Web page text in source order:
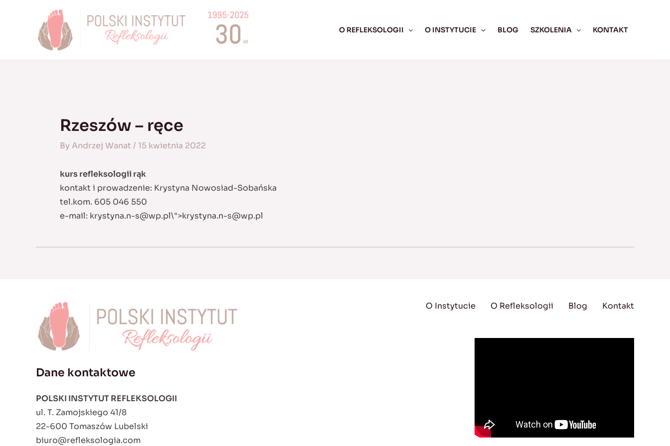
O REFLEKSOLOGII O INSTYTUCIE BLOG SZKOLENIA KONTAKT
Rzeszów – ręce
By Andrzej Wanat / 15 kwietnia 2022
kurs refleksologii rąk
kontakt i prowadzenie: Krystyna Nowosiad-Sobańska
tel.kom. 605 046 550
e-mail: krystyna.n-s@wp.pl\">krystyna.n-s@wp.pl
Dane kontaktowe
POLSKI INSTYTUT REFLEKSOLOGII
ul. T. Zamojskiego 41/8
22-600 Tomaszów Lubelski
biuro@refleksologia.com
O Instytucie O Refleksologii Blog Kontakt